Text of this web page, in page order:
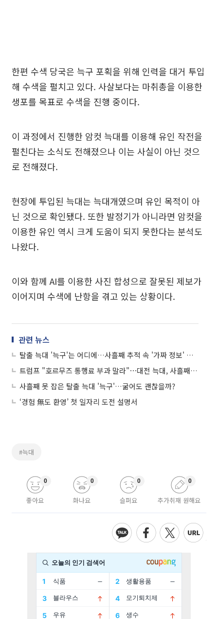
한편 수색 당국은 늑구 포획을 위해 인력을 대거 투입
해 수색을 펼치고 있다. 사살보다는 마취총을 이용한
생포를 목표로 수색을 진행 중이다.
이 과정에서 진행한 암컷 늑대를 이용해 유인 작전을
펼친다는 소식도 전해졌으나 이는 사실이 아닌 것으
로 전해졌다.
현장에 투입된 늑대는 늑대개였으며 유인 목적이 아
닌 것으로 확인됐다. 또한 발정기가 아니라면 암컷을
이용한 유인 역시 크게 도움이 되지 못한다는 분석도
나왔다.
이와 함께 AI를 이용한 사진 합성으로 잘못된 제보가
이어지며 수색에 난항을 겪고 있는 상황이다.
관련 뉴스
탈출 늑대 '늑구'는 어디에…사흘째 추적 속 '가짜 정보' 변수
트럼프 "호르무즈 통행료 부과 말라"⋯대전 늑대, 사흘째 행방 묘연 外
사흘째 못 잡은 탈출 늑대 '늑구'…굶어도 괜찮을까?
‘경험 無도 환영’ 첫 일자리 도전 설명서
#늑대
좋아요
0
화나요
0
슬퍼요
0
추가취재 원해요
0